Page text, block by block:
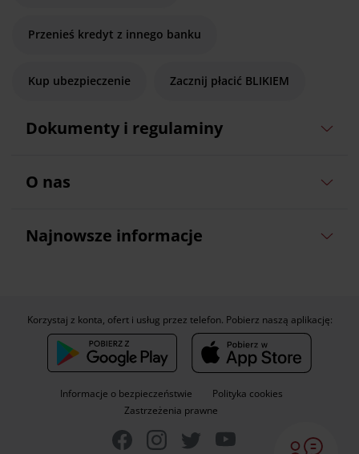
Przenieś kredyt z innego banku
Kup ubezpieczenie Zacznij płacić BLIKIEM
Dokumenty i regulaminy
O nas
Najnowsze informacje
Informacje o bezpieczeństwie
Polityka cookies
Zastrzeżenia prawne
Korzystaj z konta, ofert i usług przez telefon. Pobierz naszą aplikację: